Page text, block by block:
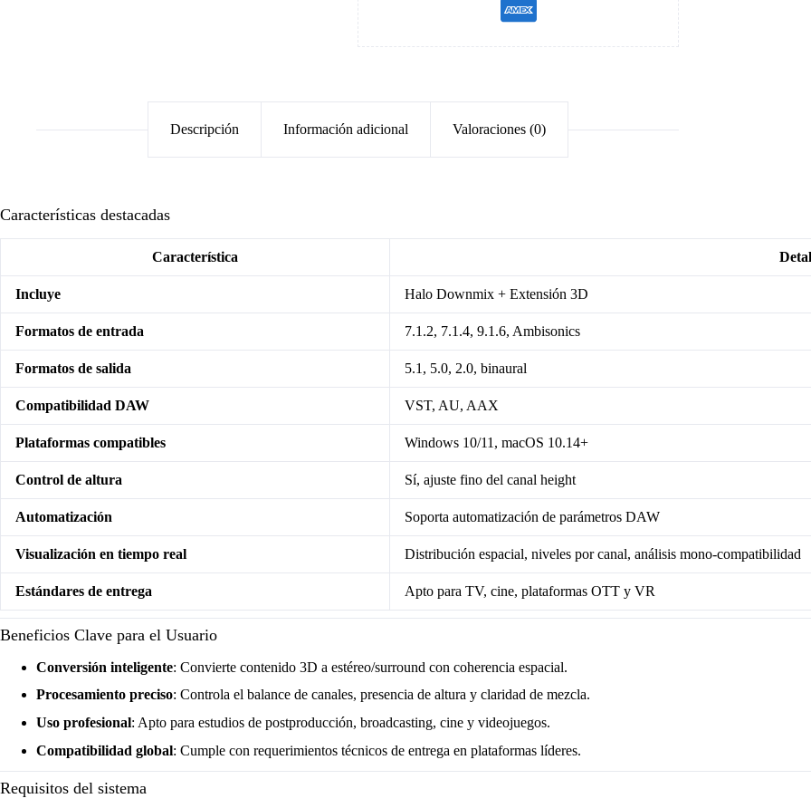
Descripción Información adicional Valoraciones (0)
Características destacadas
Característica
Incluye Halo Downmix + Extensión 3D
Formatos de entrada 7.1.2, 7.1.4, 9.1.6, Ambisonics
Formatos de salida 5.1, 5.0, 2.0, binaural
Compatibilidad DAW VST, AU, AAX
Plataformas compatibles Windows 10/11, macOS 10.14+
Control de altura Sí, ajuste fino del canal height
Automatización Soporta automatización de parámetros DAW
Visualización en tiempo real Distribución espacial, niveles por canal, análisis mono-compatibilidad
Estándares de entrega Apto para TV, cine, plataformas OTT y VR
Beneficios Clave para el Usuario
Conversión inteligente: Convierte contenido 3D a estéreo/surround con coherencia espacial.
Procesamiento preciso: Controla el balance de canales, presencia de altura y claridad de mezcla.
Uso profesional: Apto para estudios de postproducción, broadcasting, cine y videojuegos.
Compatibilidad global: Cumple con requerimientos técnicos de entrega en plataformas líderes.
Requisitos del sistema